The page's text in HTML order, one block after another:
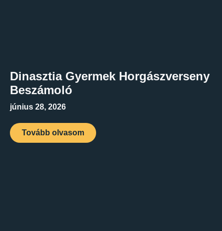
Dinasztia Gyermek Horgászverseny
Beszámoló
június 28, 2026
Tovább olvasom